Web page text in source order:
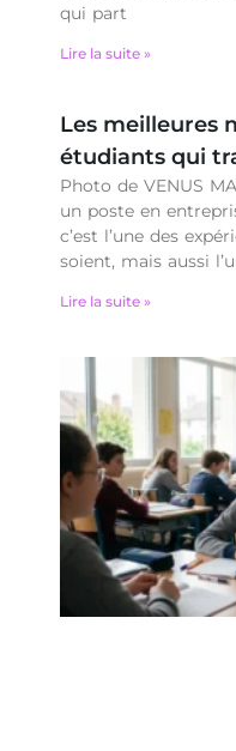
qui part
Lire la suite »
Les meilleures
étudiants qui
Photo de VENUS
un poste en
c’est l’une des
soient, mais aussi
Lire la suite »